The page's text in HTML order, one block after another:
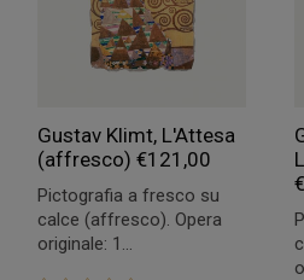
Gustav Klimt, L'Attesa
(affresco)€121,00
Pictografia a fresco su
calce (affresco). Opera
originale: 1...
€